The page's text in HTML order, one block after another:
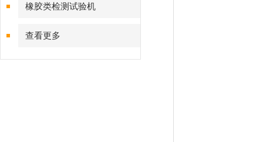
橡胶类检测试验机
查看更多